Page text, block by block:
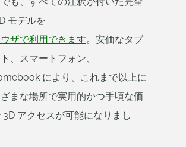
モデルを
ザで利用できます。安価なタブ
、スマートフォン、
により、これまで以上に
まな場所で実用的かつ手頃な価
3D アクセスが可能になりまし